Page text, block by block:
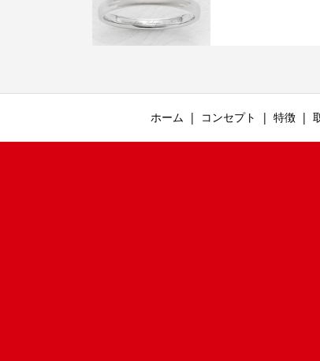
ホーム コンセプト 特徴